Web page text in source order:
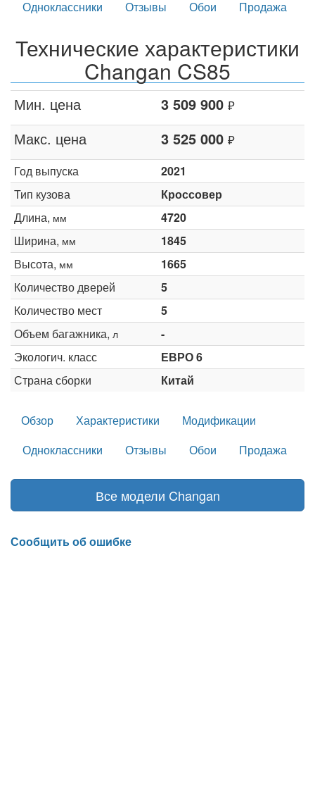
Одноклассники
Отзывы Обои Продажа
Технические характеристики
Changan CS85
Мин. цена 3 509 900 ₽
Макс. цена 3 525 000 ₽
Год выпуска
2021
Тип кузова
Кроссовер
Длина, мм
4720
Ширина, мм
1845
Высота, мм
1665
Количество дверей
5
Количество мест
5
Объем багажника, л
-
Экологич. класс
ЕВРО 6
Страна сборки
Китай
Обзор Характеристики
Модификации
Одноклассники
Отзывы Обои Продажа
Все модели Changan
Сообщить об ошибке